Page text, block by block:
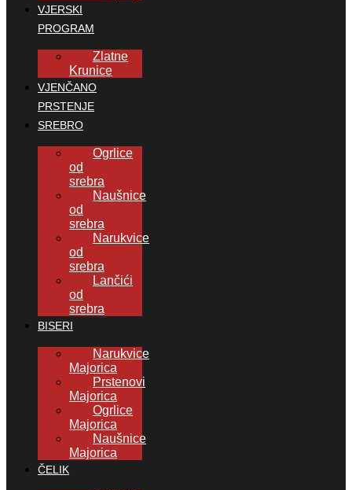
VJERSKI
PROGRAM
Zlatne
Krunice
VJENČANO
PRSTENJE
SREBRO
Ogrlice
od
srebra
Naušnice
od
srebra
Narukvice
od
srebra
Lančići
od
srebra
BISERI
Narukvice
Majorica
Prstenovi
Majorica
Ogrlice
Majorica
Naušnice
Majorica
ČELIK